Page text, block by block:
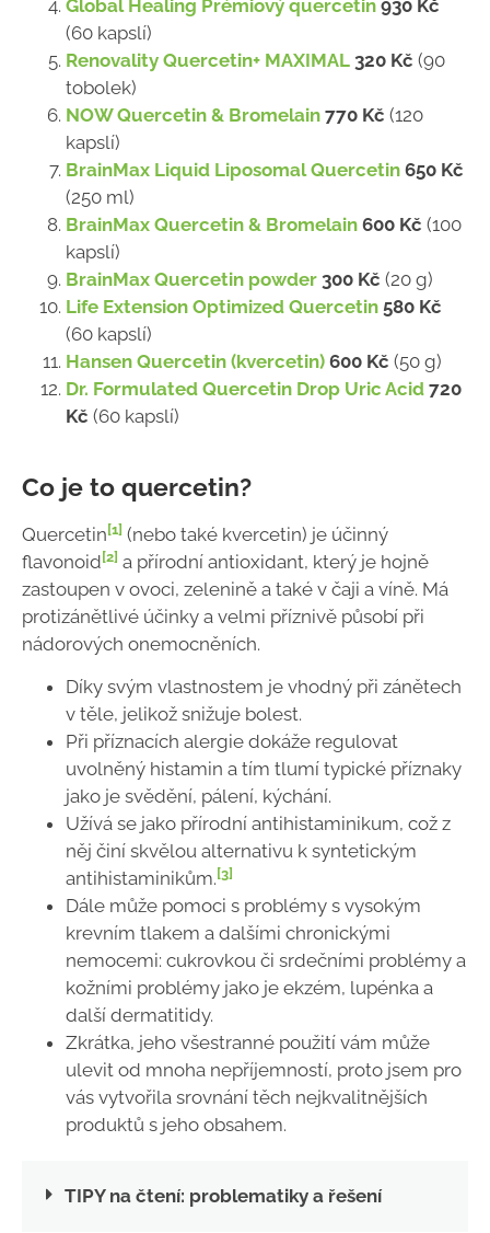
Global Healing Prémiový quercetin 930 Kč
(60 kapslí)
Renovality Quercetin+ MAXIMAL 320 Kč (90
tobolek)
NOW Quercetin & Bromelain 770 Kč (120
kapslí)
BrainMax Liquid Liposomal Quercetin 650 Kč
(250 ml)
BrainMax Quercetin & Bromelain 600 Kč (100
kapslí)
BrainMax Quercetin powder 300 Kč (20 g)
Life Extension Optimized Quercetin 580 Kč
(60 kapslí)
Hansen Quercetin (kvercetin) 600 Kč (50 g)
Dr. Formulated Quercetin Drop Uric Acid 720
Kč (60 kapslí)
Co je to quercetin?
Quercetin[1] (nebo také kvercetin) je účinný
flavonoid[2] a přírodní antioxidant, který je hojně
zastoupen v ovoci, zelenině a také v čaji a víně. Má
protizánětlivé účinky a velmi příznivě působí při
nádorových onemocněních.
Díky svým vlastnostem je vhodný při zánětech
v těle, jelikož snižuje bolest.
Při příznacích alergie dokáže regulovat
uvolněný histamin a tím tlumí typické příznaky
jako je svědění, pálení, kýchání.
Užívá se jako přírodní antihistaminikum, což z
něj činí skvělou alternativu k syntetickým
antihistaminikům. [3]
Dále může pomoci s problémy s vysokým
krevním tlakem a dalšími chronickými
nemocemi: cukrovkou či srdečními problémy a
kožními problémy jako je ekzém, lupénka a
další dermatitidy.
Zkrátka, jeho všestranné použití vám může
ulevit od mnoha nepříjemností, proto jsem pro
vás vytvořila srovnání těch nejkvalitnějších
produktů s jeho obsahem.
TIPY na čtení: problematiky a řešení